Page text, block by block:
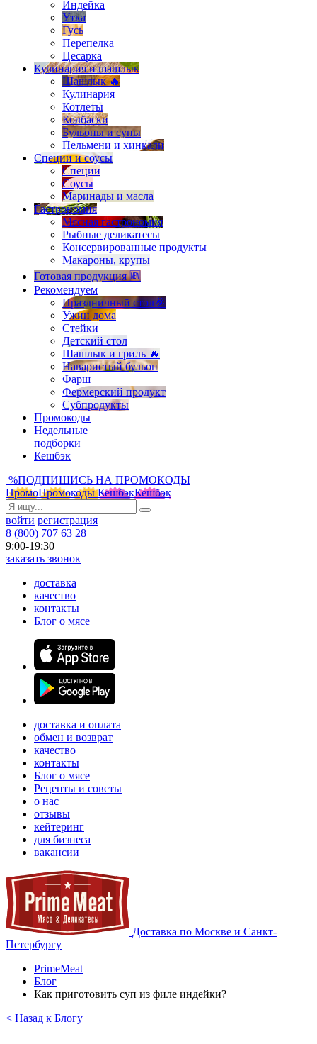
Индейка
Утка
Гусь
Перепелка
Цесарка
Кулинария и шашлык
Шашлык 🔥
Кулинария
Котлеты
Колбаски
Бульоны и супы
Пельмени и хинкали
Специи и соусы
Специи
Соусы
Маринады и масла
Гастрономия
Мясная гастрономия
Рыбные деликатесы
Консервированные продукты
Макароны, крупы
Готовая продукция 🆕
Рекомендуем
Праздничный стол🎉
Ужин дома
Стейки
Детский стол
Шашлык и гриль 🔥
Наваристый бульон
Фарш
Фермерский продукт
Субпродукты
Промокоды
Недельные
подборки
Кешбэк
%ПОДПИШИСЬ НА ПРОМОКОДЫ
ПромоПромокоды КешбэкКешбэк
войти регистрация
8 (800) 707 63 28
9:00-19:30
заказать звонок
доставка
качество
контакты
Блог о мясе
доставка и оплата
обмен и возврат
качество
контакты
Блог о мясе
Рецепты и советы
о нас
отзывы
кейтеринг
для бизнеса
вакансии
Доставка по Москве и Санкт-
Петербургу
PrimeMeat
Блог
Как приготовить суп из филе индейки?
< Назад к Блогу